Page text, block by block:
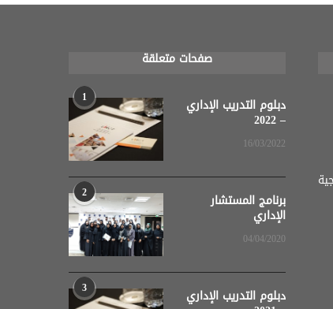
صفحات متعلقة
1 دبلوم التدريب الإداري
– 2022
16/03/2022
2 برنامج المستشار
الإداري
04/04/2020
3 دبلوم التدريب الإداري